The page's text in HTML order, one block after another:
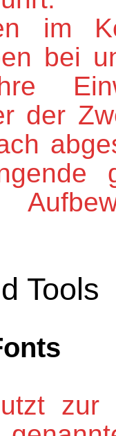
im
bei
der
Tools
zur